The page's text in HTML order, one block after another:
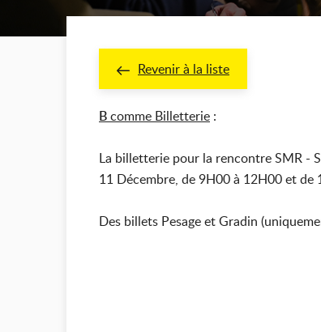
Revenir à la liste
Bcomme Billetterie :
La billetterie pour la rencontre SMR -
11 Décembre, de 9H00 à 12H00 et
Des billets Pesage et Gradin